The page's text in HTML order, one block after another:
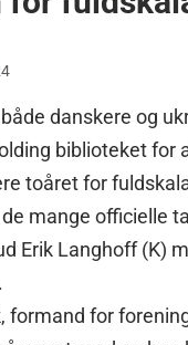
danskere og
biblioteket for
toåret for
mange officielle
Erik Langhoff (K)
formand for